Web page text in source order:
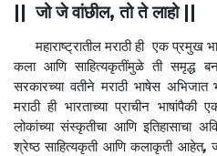
|| जो जे वांछील,तो ते लाहो||
महाराष्ट्रातील मराठी ही एक प्रमुख
कला आणि साहित्यकृतींमुळे ती समृद्ध
सरकारच्या वतीने मराठी भाषेस
मराठी ही भारताच्या प्राचीन
लोकांच्या संस्कृतीचा आणि इतिहासाचा
श्रेष्ठ साहित्यकृती आणि कलाकृती आहेत,